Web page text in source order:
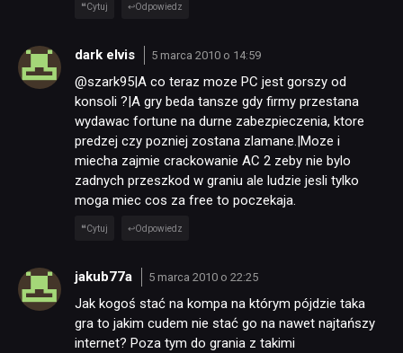
Cytuj Odpowiedz
dark elvis 5 marca 2010 o 14:59
@szark95|A co teraz moze PC jest gorszy od
konsoli ?|A gry beda tansze gdy firmy przestana
wydawac fortune na durne zabezpieczenia, ktore
predzej czy pozniej zostana zlamane.|Moze i
miecha zajmie crackowanie AC 2 zeby nie bylo
zadnych przeszkod w graniu ale ludzie jesli tylko
moga miec cos za free to poczekaja.
Cytuj Odpowiedz
jakub77a 5 marca 2010 o 22:25
Jak kogoś stać na kompa na którym pójdzie taka
gra to jakim cudem nie stać go na nawet najtańszy
internet? Poza tym do grania z takimi